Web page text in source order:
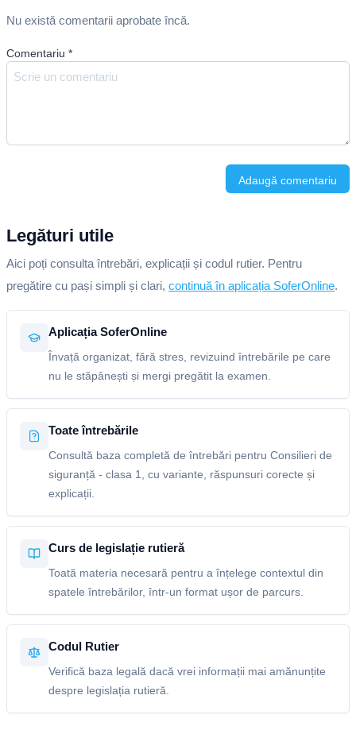
Nu există comentarii aprobate încă.
Comentariu *
Adaugă comentariu
Legături utile
Aici poți consulta întrebări, explicații și codul rutier. Pentru
pregătire cu pași simpli și clari, continuă în aplicația SoferOnline.
Aplicația SoferOnline
Învață organizat, fără stres, revizuind întrebările pe care
nu le stăpânești și mergi pregătit la examen.
Toate întrebările
Consultă baza completă de întrebări pentru Consilieri de
siguranță - clasa 1, cu variante, răspunsuri corecte și
explicații.
Curs de legislație rutieră
Toată materia necesară pentru a înțelege contextul din
spatele întrebărilor, într-un format ușor de parcurs.
Codul Rutier
Verifică baza legală dacă vrei informații mai amănunțite
despre legislația rutieră.